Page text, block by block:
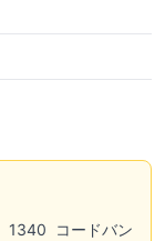
1340 コードバン